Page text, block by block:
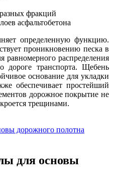
фракций
асфальтобетона
определенную функцию.
проникновению песка в
равномерного распределения
дороге транспорта. Щебень
основание для укладки
обеспечивает простейший
дорожное покрытие не
трещинами.
дорожного полотна
для основы